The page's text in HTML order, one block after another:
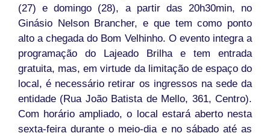
(27) e domingo (28), a partir das 20h30min, no
Ginásio Nelson Brancher, e que tem como ponto
alto a chegada do Bom Velhinho. O evento integra a
programação do Lajeado Brilha e tem entrada
gratuita, mas, em virtude da limitação de espaço do
local, é necessário retirar os ingressos na sede da
entidade (Rua João Batista de Mello, 361, Centro).
Com horário ampliado, o local estará aberto nesta
sexta-feira durante o meio-dia e no sábado até as